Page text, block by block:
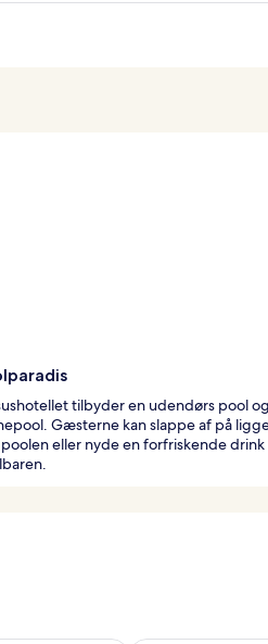
tilbyder en udendørs pool
Gæsterne kan slappe af på
eller nyde en forfriskende drink